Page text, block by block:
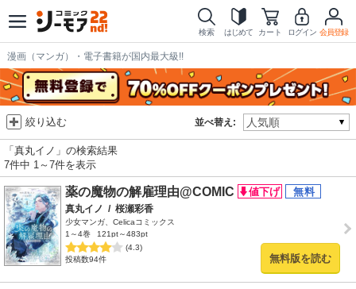
検索 はじめて カート ログイン 会員登録
漫画（マンガ）・電子書籍が国内最大級!!
並べ替え:
絞り込む
「真丸イノ」の検索結果
7件中 1～7件を表示
薬の魔物の解雇理由@COMIC
真丸イノ / 桜瀬彩香
少女マンガ、Celicaコミックス
1～4巻
121pt～483pt
(4.3)
投稿数94件
無料版を読む